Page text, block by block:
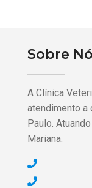
Sobre
A Clínica
atendimento a
Paulo.
Mariana.